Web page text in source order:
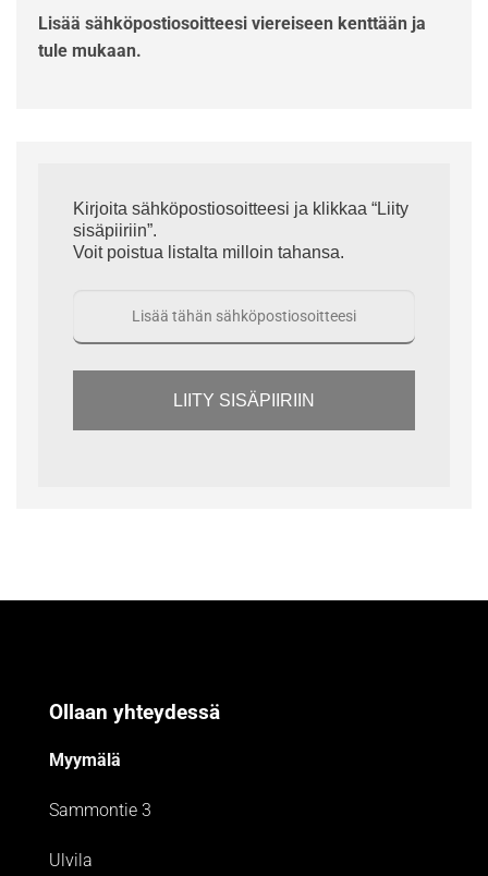
Lisää sähköpostiosoitteesi viereiseen kenttään ja
tule mukaan.
Kirjoita sähköpostiosoitteesi ja klikkaa “Liity
sisäpiiriin”.
Voit poistua listalta milloin tahansa.
LIITY SISÄPIIRIIN
Ollaan yhteydessä
Myymälä
Sammontie 3
Ulvila